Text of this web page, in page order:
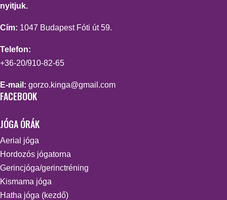
nyitjuk.
Cím: 1047 Budapest Fóti út 59.
Telefon:
+36-20/910-82-65
E-mail: gorzo.kinga@gmail.com
FACEBOOK
JÓGA ÓRÁK
Aerial jóga
Hordozós jógatorna
Gerincjóga/gerinctréning
Kismama jóga
Hatha jóga (kezdő)